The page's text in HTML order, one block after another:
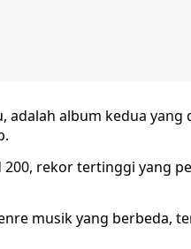
adalah album kedua
rekor tertinggi yang
musik yang berbeda,